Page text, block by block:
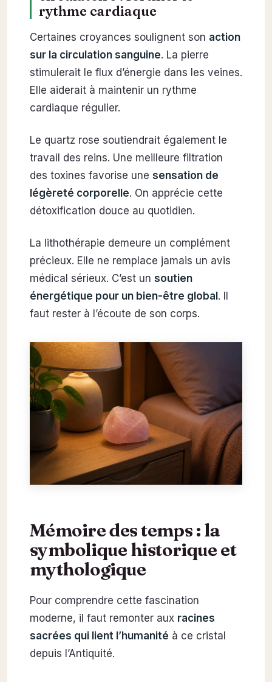
rythme cardiaque
Certaines croyances soulignent son action
sur la circulation sanguine. La pierre
stimulerait le flux d’énergie dans les veines.
Elle aiderait à maintenir un rythme
cardiaque régulier.
Le quartz rose soutiendrait également le
travail des reins. Une meilleure filtration
des toxines favorise une sensation de
légèreté corporelle. On apprécie cette
détoxification douce au quotidien.
La lithothérapie demeure un complément
précieux. Elle ne remplace jamais un avis
médical sérieux. C’est un soutien
énergétique pour un bien-être global . Il
faut rester à l’écoute de son corps.
Mémoire des temps : la
symbolique historique et
mythologique
Pour comprendre cette fascination
moderne, il faut remonter aux racines
sacrées qui lient l’humanité à ce cristal
depuis l’Antiquité.